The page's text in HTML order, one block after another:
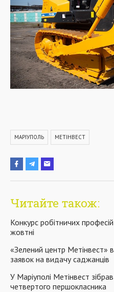
МАРІУПОЛЬ МЕТІНВЕСТ
Читайте також:
Конкурс робітничих
жовтні
«Зелений центр Метінвест»
заявок на видачу саджанців
У Маріуполі Метінвест
четвертого першокласника